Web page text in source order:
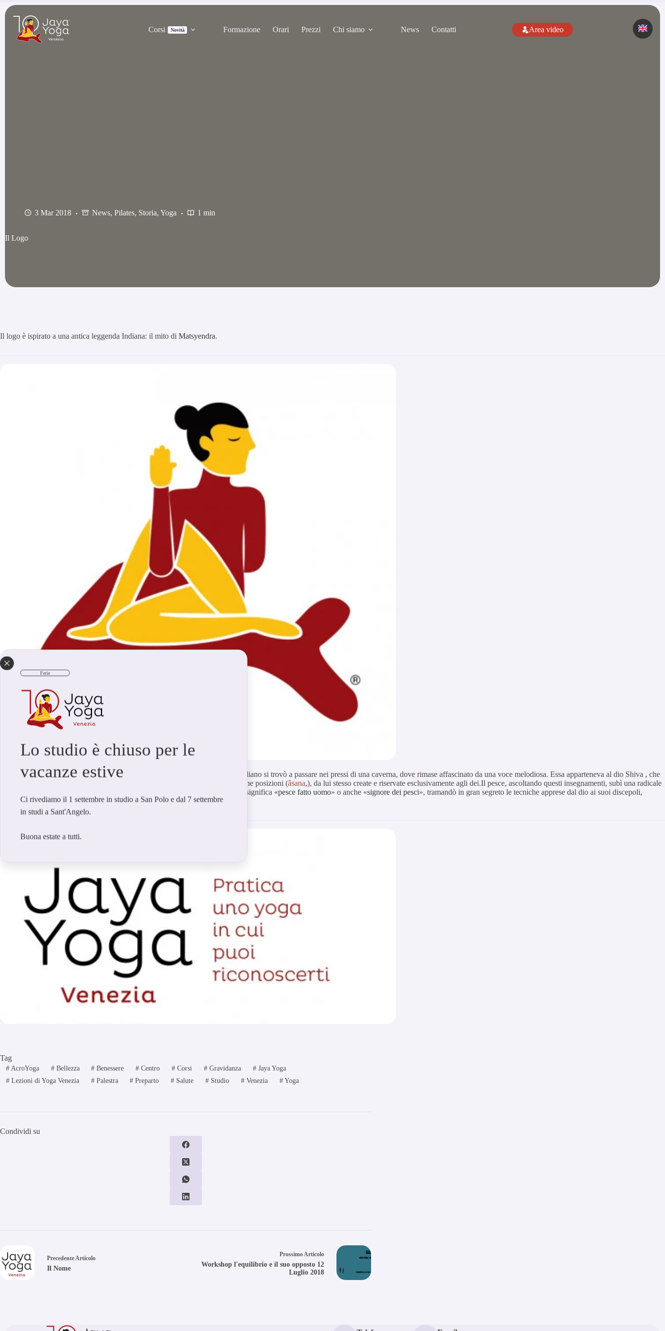
Salta
contenuto
Ferie
Lo studio è chiuso per le
vacanze estive
Ci rivediamo il 1 settembre in studio a San Polo e dal 7 settembre
in studi a Sant'Angelo.
Buona estate a tutti.
Corsi Novità Formazione Orari Prezzi Chi siamo News Contatti Area video
3 Mar 2018 News, Pilates, Storia, Yoga 1 min
Il Logo
Il logo è ispirato a una antica leggenda Indiana: il mito di Matsyendra.
Si narra che un giorno un pesce, nuotando nelle tranquille acque dell’oceanoIndiano si trovò a passare nei pressi di una caverna, dove rimase affascinato da una voce melodiosa. Essa apparteneva al dio Shiva , che
in quel momento era intento ad illustrare alla sua amata sposa ,Parvati, le magiche posizioni (âsana,), da lui stesso create e riservate esclusivamente agli dei.Il pesce, ascoltando questi insegnamenti, subì una radicale
, che in sanscrito significa «pesce fatto uomo» o anche «signore dei pesci», tramandò in gran segreto le tecniche apprese dal dio ai suoi discepoli,
divenendo cosìil primo Yogi.
Tag
#AcroYoga #Bellezza # Benessere # Centro # Corsi #Gravidanza #Jaya Yoga
#Lezioni di Yoga Venezia #Palestra # Preparto # Salute # Studio #Venezia #Yoga
Condividi su
Precedente Articolo
Il Nome
Prossimo Articolo
Workshop l'equilibrio e il suo opposto 12
Luglio 2018